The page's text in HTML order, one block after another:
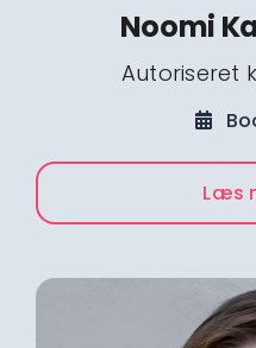
Noomi
Autoriseret
Læs